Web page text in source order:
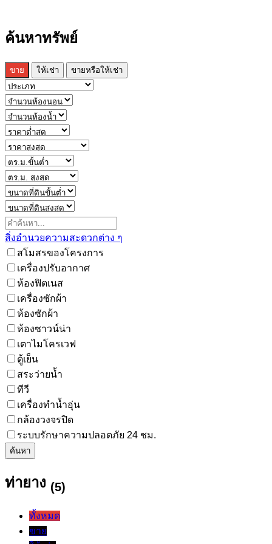
ค้นหาทรัพย์
ขาย ให้เช่า ขายหรือให้เช่า
สิ่งอำนวยความสะดวกต่าง ๆ
สโมสรของโครงการ
เครื่องปรับอากาศ
ห้องฟิตเนส
เครื่องซักผ้า
ห้องซักผ้า
ห้องซาวน์น่า
เตาไมโครเวฟ
ตู้เย็น
สระว่ายน้ำ
ทีวี
เครื่องทำน้ำอุ่น
กล้องวงจรปิด
ระบบรักษาความปลอดภัย 24 ชม.
ค้นหา
ท่ายาง (5)
ทั้งหมด
ขาย